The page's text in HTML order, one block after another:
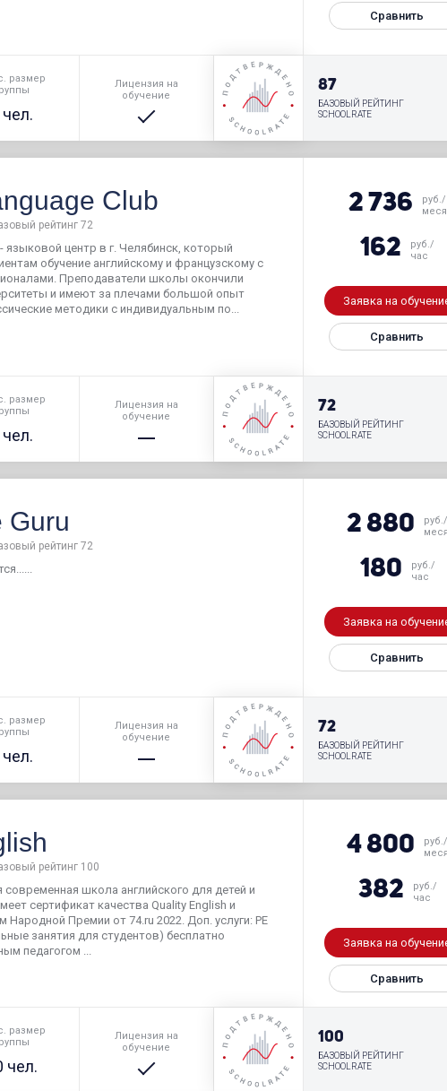
размер
чел.
Лицензия на
обучение
Сравнить
87
БАЗОВЫЙ РЕЙТИНГ
SCHOOLRATE
Club
рейтинг 72
языковой центр в г. Челябинск, который
обучение английскому и французскому с
Преподаватели школы окончили
и имеют за плечами большой опыт
методики с индивидуальным по...
размер
чел.
Лицензия на
обучение
2 736
руб./
162
руб./
час
Заявка на
Сравнить
72
БАЗОВЫЙ РЕЙТИНГ
SCHOOLRATE
Guru
рейтинг 72
размер
чел.
Лицензия на
обучение
2 880
180
руб./
час
Заявка на
Сравнить
72
БАЗОВЫЙ РЕЙТИНГ
SCHOOLRATE
рейтинг 100
современная школа английского для детей и
сертификат качества Quality English и
Народной Премии от 74.ru 2022. Доп. услуги: PE
занятия для студентов) бесплатно
педагогом ...
размер
чел.
Лицензия на
обучение
4 800
382
руб./
час
Заявка на
Сравнить
100
БАЗОВЫЙ РЕЙТИНГ
SCHOOLRATE